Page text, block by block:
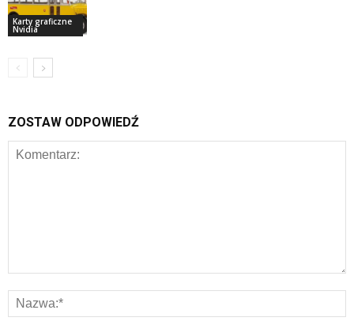
Karty graficzne
Nvidia
ZOSTAW ODPOWIEDŹ